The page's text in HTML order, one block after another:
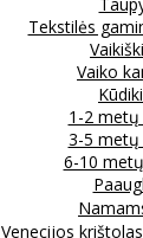
Tekstilės
Vaiko
1-2 metų
3-5 metų
6-10
Venecijos